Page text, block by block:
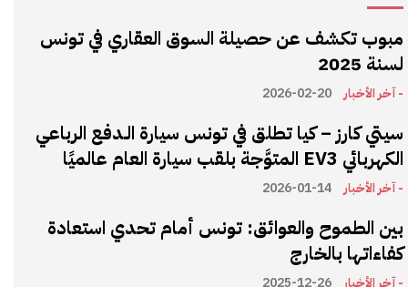
مبوب تكشف عن حصيلة السوق العقاري في تونس
لسنة 2025
- آخر الأخبار 2026-02-20
سيتي كارز – كيا تطلق في تونس سيارة الـدفع الرباعي
الكهربائي EV3 المتوَّجة بلقب سيارة العام عالميًا
- آخر الأخبار 2026-01-14
بين الطموح والعوائق: تونس أمام تحدي استعادة
كفاءاتها بالخارج
- آخر الأخبار 2025-12-26